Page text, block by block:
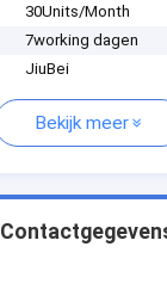
30Units/Month
7working dagen
JiuBei
Bekijk meer